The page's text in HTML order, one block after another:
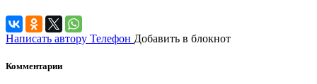
Написать автору Телефон Добавить в блокнот
Комментарии